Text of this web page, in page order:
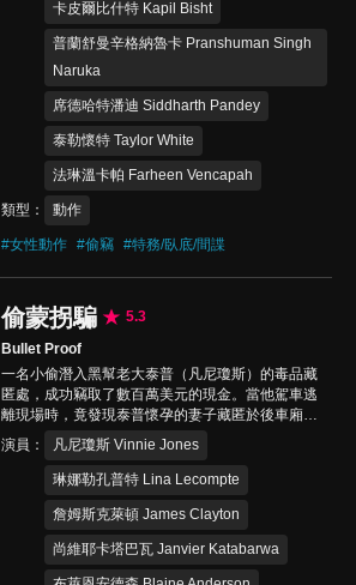
卡皮爾比什特 Kapil Bisht
普蘭舒曼辛格納魯卡 Pranshuman Singh
Naruka
席德哈特潘迪 Siddharth Pandey
泰勒懷特 Taylor White
法琳溫卡帕 Farheen Vencapah
類型 動作
#女性動作 #偷竊 #特務/臥底/間諜
偷蒙拐騙
5.3
Bullet Proof
一名小偷潛入黑幫老大泰普（凡尼瓊斯）的毒品藏
匿處，成功竊取了數百萬美元的現金。當他駕車逃
離現場時，竟發現泰普懷孕的妻子藏匿於後車廂，
企圖跟著逃跑。為了找回自己的錢和兒子，泰普指
派殺手追殺小偷，另率眾尋找妻子的下落…
演員 凡尼瓊斯 Vinnie Jones
琳娜勒孔普特 Lina Lecompte
詹姆斯克萊頓 James Clayton
尚維耶卡塔巴瓦 Janvier Katabarwa